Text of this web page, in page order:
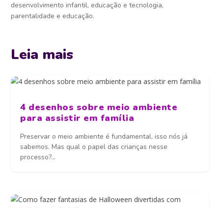
desenvolvimento infantil, educação e tecnologia,
parentalidade e educação.
Leia mais
4 desenhos sobre meio ambiente
para assistir em família
Preservar o meio ambiente é fundamental, isso nós já
sabemos. Mas qual o papel das crianças nesse
processo?...